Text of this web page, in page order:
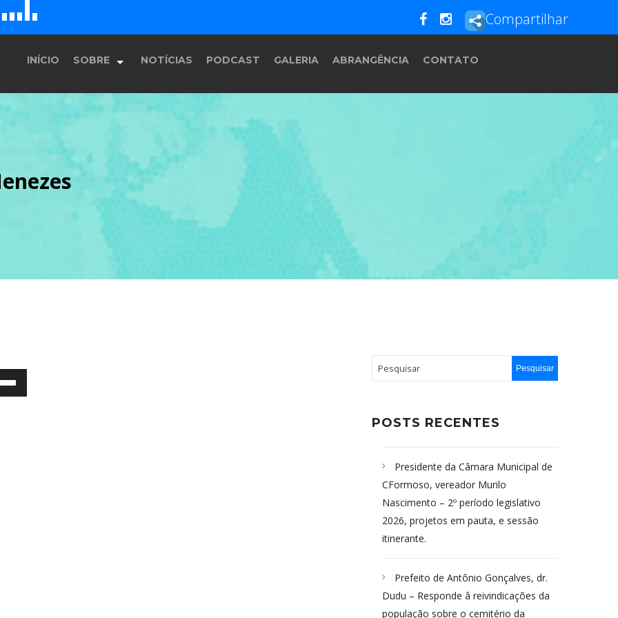
E F G Compartilhar
INÍCIO SOBRE
História
Equipe
Programação
NOTÍCIAS PODCAST GALERIA ABRANGÊNCIA CONTATO
POSTS RECENTES
Presidente da Câmara Municipal de
CFormoso, vereador Murilo
Nascimento – 2º período legislativo
2026, projetos em pauta, e sessão
itinerante.
Prefeito de Antônio Gonçalves, dr.
Dudu – Responde â reivindicações da
população sobre o cemitério da